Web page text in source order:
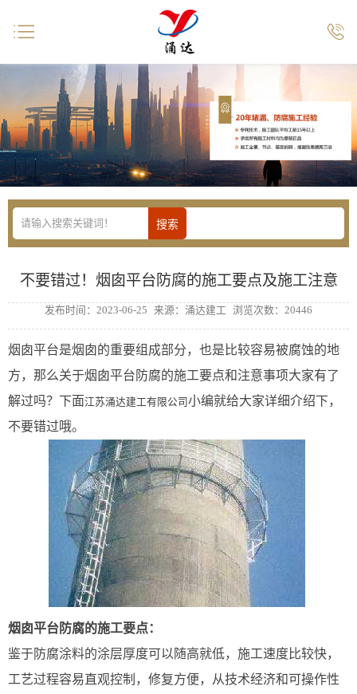
不要错过！烟囱平台防腐的施工要点及施工注意
发布时间：2023-06-25 来源：涌达建工 浏览次数：20446
烟囱平台是烟囱的重要组成部分，也是比较容易被腐蚀的地
方，那么关于烟囱平台防腐的施工要点和注意事项大家有了
解过吗？下面江苏涌达建工有限公司小编就给大家详细介绍下，
不要错过哦。
烟囱平台防腐的施工要点：
鉴于防腐涂料的涂层厚度可以随高就低，施工速度比较快，
工艺过程容易直观控制，修复方便，从技术经济和可操作性
 